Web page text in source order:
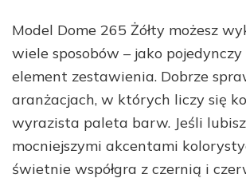
Model Dome 265 Żółty możesz
wiele sposobów – jako
element zestawienia. Dobrze
aranżacjach, w których liczy się
wyrazista paleta barw. Jeśli
mocniejszymi akcentami
świetnie współgra z czernią i